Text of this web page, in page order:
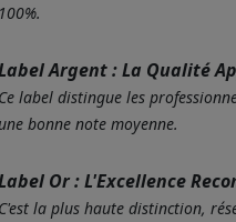
100%.
Argent : La Qualité
Ce label distingue les
une bonne note moyenne.
Or : L'Excellence
C'est la plus haute distinction,